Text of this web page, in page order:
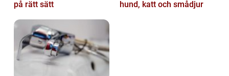
på rätt sätt
hund, katt och smådjur